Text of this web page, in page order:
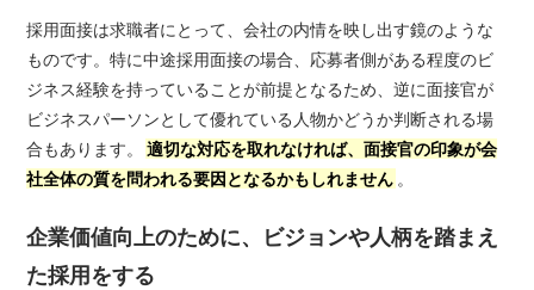
採用面接は求職者にとって、会社の内情を映し出す鏡のような
ものです。特に中途採用面接の場合、応募者側がある程度のビ
ジネス経験を持っていることが前提となるため、逆に面接官が
ビジネスパーソンとして優れている人物かどうか判断される場
合もあります。
適切な対応を取れなければ、面接官の印象が会
社全体の質を問われる要因となるかもしれません 。
企業価値向上のために、ビジョンや人柄を踏まえ
た採用をする